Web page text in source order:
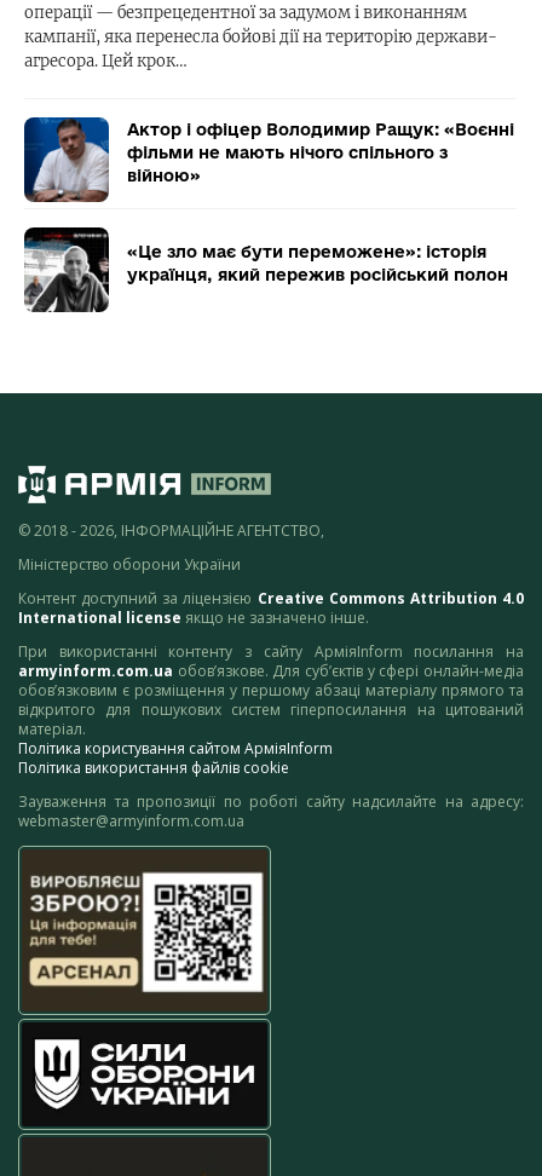
операції — безпрецедентної за задумом і виконанням
кампанії, яка перенесла бойові дії на територію держави-
агресора. Цей крок…
Актор і офіцер Володимир Ращук: «Воєнні
фільми не мають нічого спільного з
війною»
«Це зло має бути переможене»: історія
українця, який пережив російський полон
© 2018 - 2026, ІНФОРМАЦІЙНЕ АГЕНТСТВО,
Міністерство оборони України
Контент доступний за ліцензією Creative Commons Attribution 4.0
International license якщо не зазначено інше.
При використанні контенту з сайту АрміяInform посилання на
armyinform.com.ua обов’язкове. Для суб’єктів у сфері онлайн-медіа
обов’язковим є розміщення у першому абзаці матеріалу прямого та
відкритого для пошукових систем гіперпосилання на цитований
матеріал.
Політика користування сайтом АрміяInform
Політика використання файлів cookie
Зауваження та пропозиції по роботі сайту надсилайте на адресу:
webmaster@armyinform.com.ua